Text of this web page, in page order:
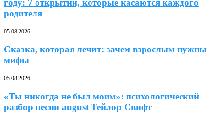
году: 7 открытий, которые касаются каждого
родителя
05.08.2026
Сказка, которая лечит: зачем взрослым нужны
мифы
05.08.2026
«Ты никогда не был моим»: психологический
разбор песни august Тейлор Свифт